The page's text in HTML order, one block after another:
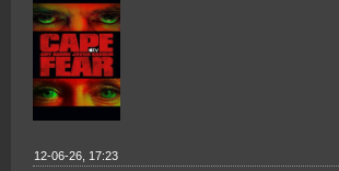
12-06-26, 17:23